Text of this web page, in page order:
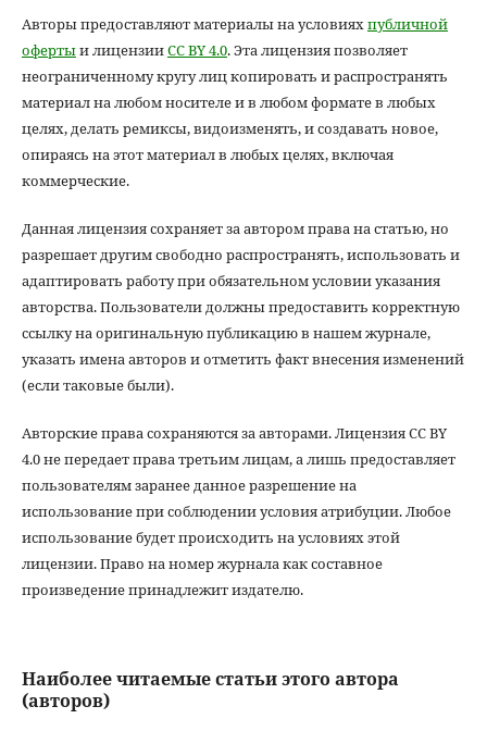
Авторы предоставляют материалы на условияхпубличной
офертыи лицензииCC BY 4.0. Эта лицензия позволяет
неограниченному кругу лиц копировать и распространять
материал на любом носителе и в любом формате в любых
целях, делать ремиксы, видоизменять, и создавать новое,
опираясь на этот материал в любых целях, включая
коммерческие.
Данная лицензия сохраняет за автором права на статью, но
разрешает другим свободно распространять, использовать и
адаптировать работу при обязательном условии указания
авторства. Пользователи должны предоставить корректную
ссылку на оригинальную публикацию в нашем журнале,
указать имена авторов и отметить факт внесения изменений
(если таковые были).
Авторские права сохраняются за авторами. Лицензия CC BY
4.0 не передает права третьим лицам, а лишь предоставляет
пользователям заранее данное разрешение на
использование при соблюдении условия атрибуции. Любое
использование будет происходить на условиях этой
лицензии. Право на номер журнала как составное
произведение принадлежит издателю.
Наиболее читаемые статьи этого автора
(авторов)